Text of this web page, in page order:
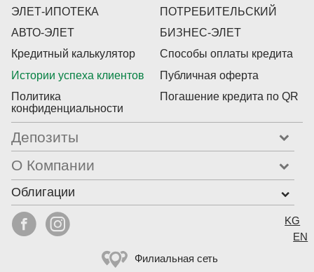
ЭЛЕТ-ИПОТЕКА
ПОТРЕБИТЕЛЬСКИЙ
АВТО-ЭЛЕТ
БИЗНЕС-ЭЛЕТ
Кредитный калькулятор
Способы оплаты кредита
Истории успеха клиентов
Публичная оферта
Политика
конфиденциальности
Погашение кредита по QR
Депозиты
О Компании
Облигации
 
KG
EN
Филиальная сеть